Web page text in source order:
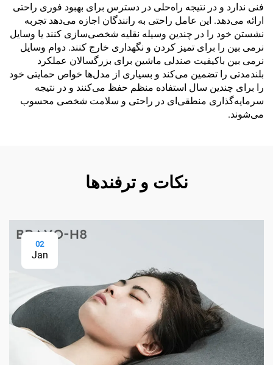
فنی ندارد و در نتیجه راه‌حلی در دسترس برای بهبود فوری راحتی
ارائه می‌دهد. این عامل راحتی به رانندگان اجازه می‌دهد تجربه
نشستن خود را در چندین وسیله نقلیه شخصی‌سازی کنند یا وسایل
نرمی بین را برای تمیز کردن و نگهداری خارج کنند. دوام وسایل
نرمی بین باکیفیت صندلی ماشین برای بزرگسالان عملکرد
بلندمدتی را تضمین می‌کند و بسیاری از مدل‌ها خواص حمایتی خود
را برای چندین سال استفاده منظم حفظ می‌کنند و در نتیجه
سرمایه‌گذاری منطقی‌ای در راحتی و سلامت شخصی محسوب
می‌شوند.
نکات و ترفندها
02
Jan